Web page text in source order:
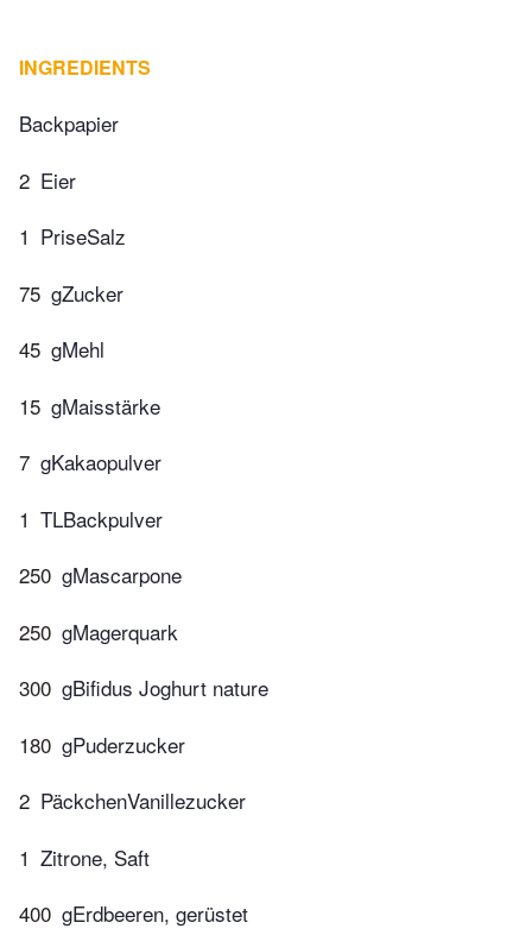
INGREDIENTS
Backpapier
2 Eier
1 PriseSalz
75 gZucker
45 gMehl
15 gMaisstärke
7 gKakaopulver
1 TLBackpulver
250 gMascarpone
250 gMagerquark
300 gBifidus Joghurt nature
180 gPuderzucker
2 PäckchenVanillezucker
1 Zitrone, Saft
400 gErdbeeren, gerüstet